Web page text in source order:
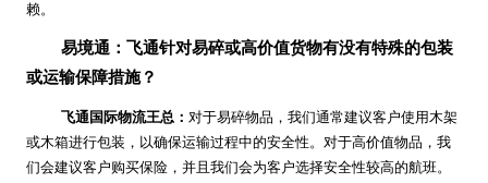
赖。
易境通：飞通针对易碎或高价值货物有没有特殊的包装
或运输保障措施？
飞通国际物流王总： 对于易碎物品，我们通常建议客户使用木架
或木箱进行包装，以确保运输过程中的安全性。对于高价值物品，我
们会建议客户购买保险，并且我们会为客户选择安全性较高的航班。